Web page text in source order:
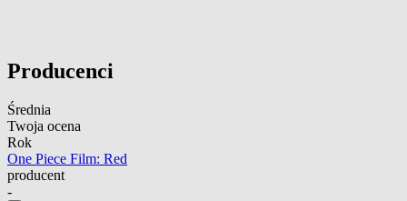
Producenci
Średnia
Twoja ocena
Rok
One Piece Film: Red
producent
-